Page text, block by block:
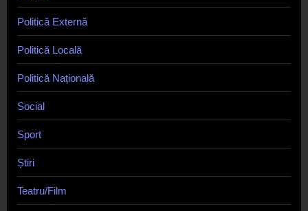
Politică Externă
Politică Locală
Politică Națională
Social
Sport
Știri
Teatru/Film